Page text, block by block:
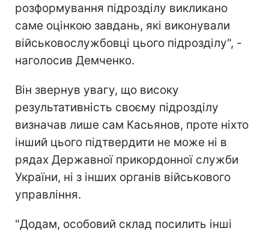
розформування підрозділу викликано
саме оцінкою завдань, які виконували
військовослужбовці цього підрозділу", -
наголосив Демченко.
Він звернув увагу, що високу
результативність своєму підрозділу
визначав лише сам Касьянов, проте ніхто
інший цього підтвердити не може ні в
рядах Державної прикордонної служби
України, ні з інших органів військового
управління.
"Додам, особовий склад посилить інші